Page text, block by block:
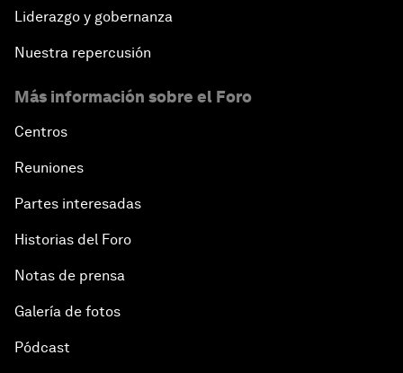
What If: Our Virtual Life Overtakes Our Physical
Reality?
Scientific China
Issue Briefing: Navigating the Gig Economy
New Normal, New Concept, New Engines
Human vs Machine: The Significance of AlphaGo
Liderazgo y gobernanza
Nuestra repercusión
Más información sobre el Foro
Centros
Reuniones
Partes interesadas
Historias del Foro
Notas de prensa
Galería de fotos
Pódcast